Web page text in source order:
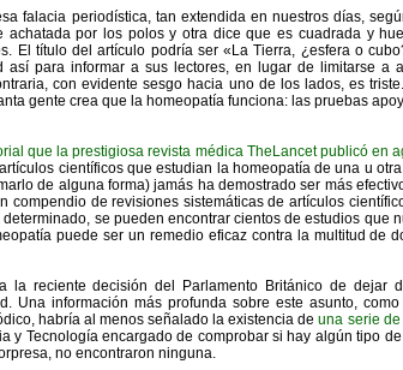
falacia periodística, tan extendida en nuestros días,
por los polos y otra dice que es cuadrada y
El título del artículo podría ser «La Tierra, ¿esfera o
así para informar a sus lectores, en lugar de limitarse a
con evidente sesgo hacia uno de los lados, es
gente crea que la homeopatía funciona: las pruebas
que la prestigiosa revista médica TheLancet publicó en
científicos que estudian la homeopatía de una u
de alguna forma) jamás ha demostrado ser más
compendio de revisiones sistemáticas de artículos
se pueden encontrar cientos de estudios que
puede ser un remedio eficaz contra la multitud de
la reciente decisión del Parlamento Británico de dejar
Una información más profunda sobre este asunto,
habría al menos señalado la existencia deuna serie
y Tecnología encargado de comprobar si hay algún tipo
no encontraron ninguna.